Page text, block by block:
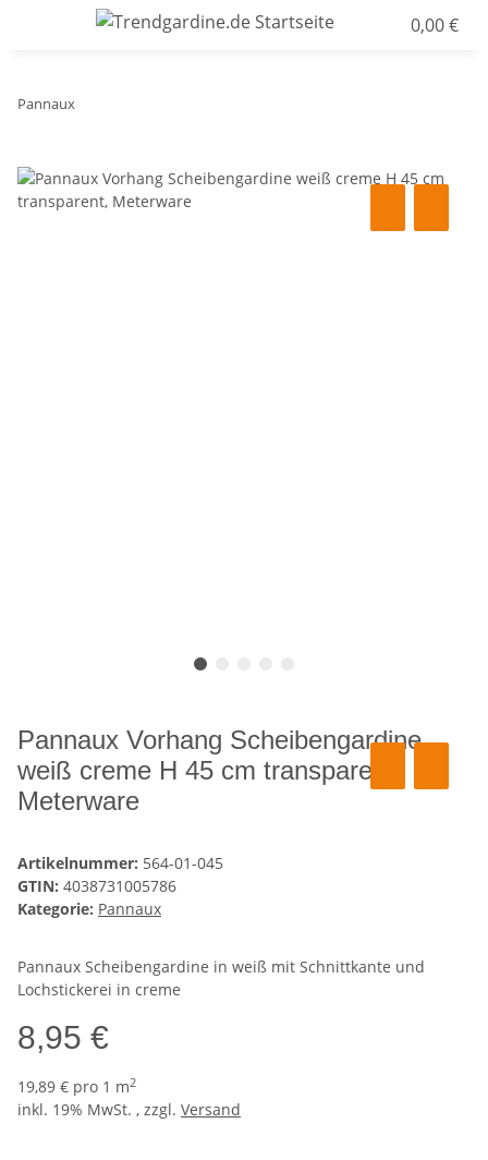
0,00 €
Pannaux
Pannaux Vorhang Scheibengardine
weiß creme H 45 cm transparent,
Meterware
Artikelnummer: 564-01-045
GTIN: 4038731005786
Kategorie: Pannaux
Pannaux Scheibengardine in weiß mit Schnittkante und
Lochstickerei in creme
8,95 €
19,89 € pro 1 m2
inkl. 19% MwSt. , zzgl. Versand